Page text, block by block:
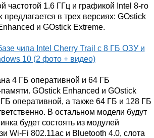
частотой 1.6 ГГц и графикой Intel 8-го
предлагается в трех версиях: GOstick
и GOstick Extreme.
4 ГБ оперативной и 64 ГБ
GOstick Enhanced и GOstick
оперативной, а также 64 ГБ и 128 ГБ
В остальном модели будут
будет состоять из модулей
Wi-Fi 802.11ac и Bluetooth 4.0, слота